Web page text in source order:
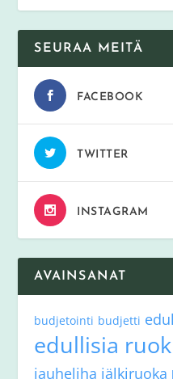
SEURAA MEITÄ
FACEBOOK
TWITTER
INSTAGRAM
AVAINSANAT
budjetointi budjetti
edullisia
jauheliha jälkiruoka